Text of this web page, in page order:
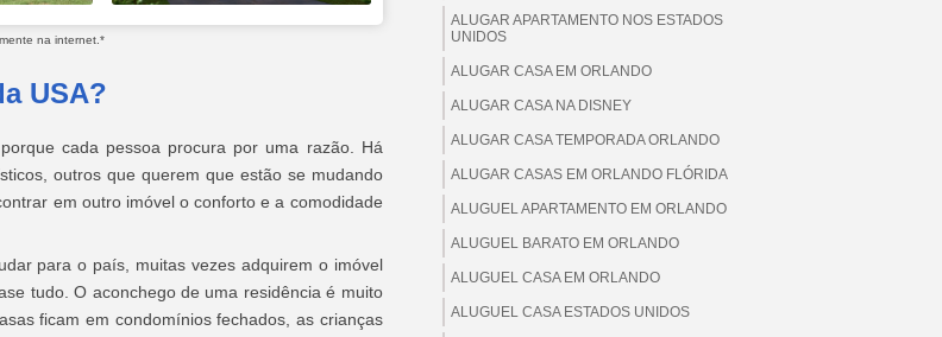
na internet.*
USA?
cada pessoa procura por uma razão. Há
outros que querem que estão se mudando
em outro imóvel o conforto e a comodidade
para o país, muitas vezes adquirem o imóvel
tudo. O aconchego de uma residência é muito
ficam em condomínios fechados, as crianças
ALUGAR APARTAMENTO NOS ESTADOS
UNIDOS
ALUGAR CASA EM ORLANDO
ALUGAR CASA NA DISNEY
ALUGAR CASA TEMPORADA ORLANDO
ALUGAR CASAS EM ORLANDO FLÓRIDA
ALUGUEL APARTAMENTO EM ORLANDO
ALUGUEL BARATO EM ORLANDO
ALUGUEL CASA EM ORLANDO
ALUGUEL CASA ESTADOS UNIDOS